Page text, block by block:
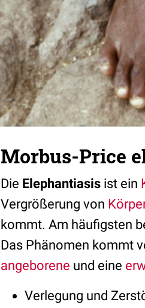
Morbus-Price
Die Elephantiasis ist ein
Vergrößerung von
kommt. Am häufigsten
Das Phänomen kommt
angeborene und eine
Verlegung und